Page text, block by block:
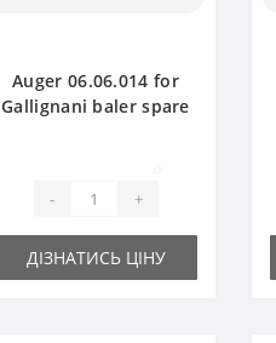
Auger 06.06.014 for
Gallignani baler spare
- +
ДІЗНАТИСЬ ЦІНУ